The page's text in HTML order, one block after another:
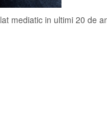
mediatic in ultimi 20 de